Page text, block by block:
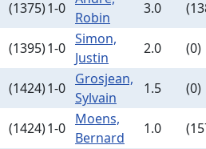
(1375)1-0
Robin
3.0
(1395)1-0
Simon,
Justin
2.0 (0)
(1424)1-0
Grosjean,
Sylvain
1.5 (0)
(1424)1-0
Moens,
Bernard
1.0